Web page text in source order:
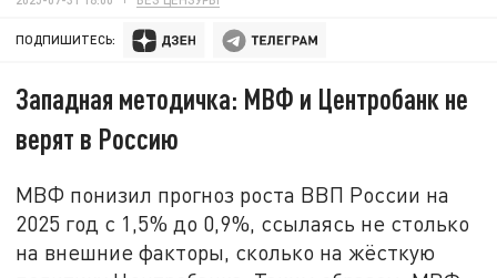
ПОДПИШИТЕСЬ:
Западная методичка: МВФ и Центробанк не
верят в Россию
МВФ понизил прогноз роста ВВП России на
2025 год с 1,5% до 0,9%, ссылаясь не столько
на внешние факторы, сколько на жёсткую